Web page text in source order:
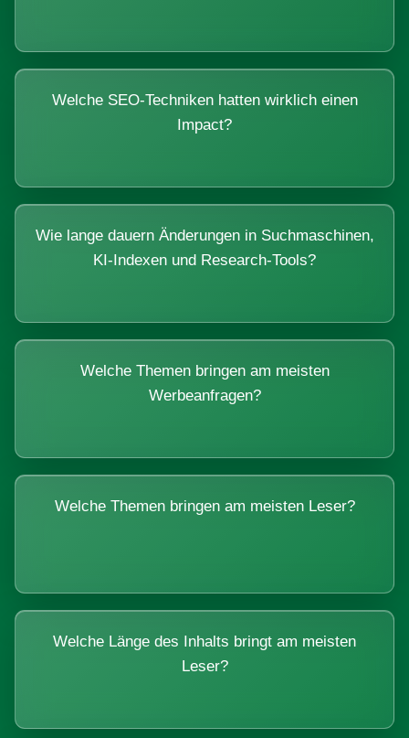
Welche SEO-Techniken hatten wirklich einen
Impact?
Wie lange dauern Änderungen in Suchmaschinen,
KI-Indexen und Research-Tools?
Welche Themen bringen am meisten
Werbeanfragen?
Welche Themen bringen am meisten Leser?
Welche Länge des Inhalts bringt am meisten
Leser?